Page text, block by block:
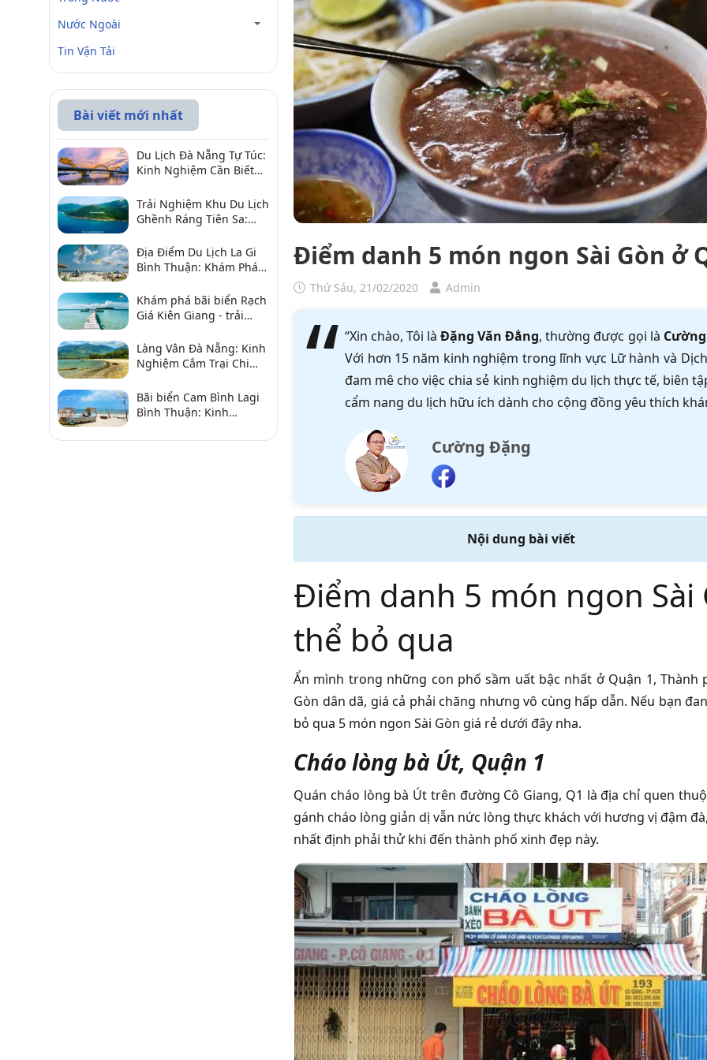
Điểm danh 5 món ngon Sài Gòn ở
Thứ Sáu, 21/02/2020 Admin
“Xin chào, Tôi làĐặng Văn Đẳng, thường được gọi là
Với hơn 15 năm kinh nghiệm trong lĩnh vực Lữ hành và
đam mê cho việc chia sẻ kinh nghiệm du lịch thực tế, biên
cẩm nang du lịch hữu ích dành cho cộng đồng yêu thích
Cường Đặng
Nội dung bài viết
Điểm danh 5 món ngon
thể bỏ qua
Ẩn mình trong những con phố sầm uất bậc nhất ở Quận 1,
Gòn dân dã, giá cả phải chăng nhưng vô cùng hấp dẫn. Nếu bạn
bỏ qua 5 món ngon Sài Gòn giá rẻ dưới đây nha.
Cháo lòng bà Út, Quận 1
Quán cháo lòng bà Út trên đường Cô Giang, Q1 là địa chỉ quen
gánh cháo lòng giản dị vẫn nức lòng thực khách với hương vị đậm
nhất định phải thử khi đến thành phố xinh đẹp này.
Nước Ngoài
Tin Vận Tải
Bài viết mới nhất
Du Lịch Đà Nẵng Tự Túc:
Kinh Nghiệm Cần Biết
Vời
Trải Nghiệm Khu Du Lịch
Ghềnh Ráng Tiên Sa:
Qua
Địa Điểm Du Lịch La Gi
Bình Thuận: Khám Phá 6
2026
Khám phá bãi biển Rạch
Giá Kiên Giang - trải
Làng Vân Đà Nẵng: Kinh
Nghiệm Cắm Trại Chi
Bãi biển Cam Bình Lagi
Bình Thuận: Kinh
sản, điểm gần